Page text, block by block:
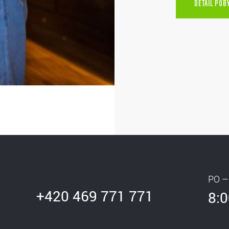
DETAIL
+420 469 771 771
PO